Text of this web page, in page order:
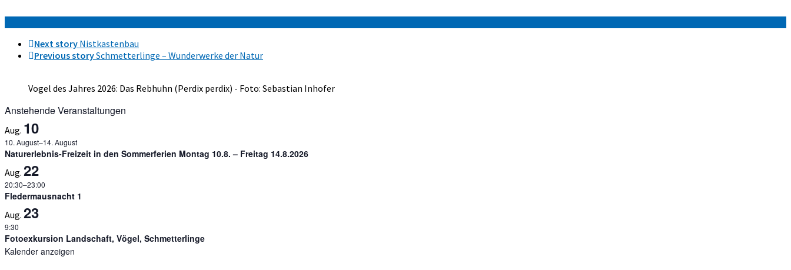
Next story Nistkastenbau
Previous storySchmetterlinge – Wunderwerke der Natur
Vogel des Jahres 2026: Das Rebhuhn (Perdix perdix) - Foto: Sebastian Inhofer
Anstehende Veranstaltungen
Aug. 10
10. August–14. August
Naturerlebnis-Freizeit in den Sommerferien Montag 10.8. – Freitag 14.8.2026
Aug. 22
20:30–23:00
Fledermausnacht 1
Aug. 23
9:30
Fotoexkursion Landschaft, Vögel, Schmetterlinge
Kalender anzeigen